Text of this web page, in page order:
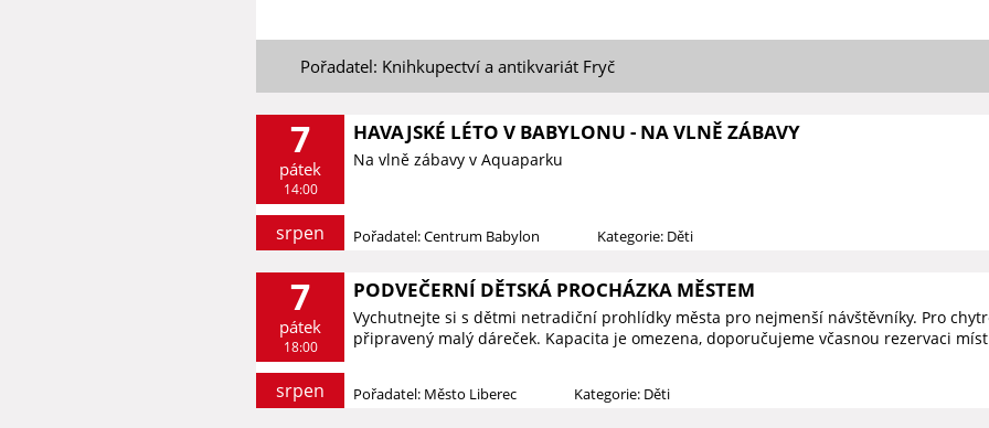
Pořadatel: Knihkupectví a antikvariát Fryč
7
pátek
14:00
srpen
HAVAJSKÉ LÉTO V BABYLONU - NA VLNĚ ZÁBAVY
Na vlně zábavy v Aquaparku
Pořadatel: Centrum Babylon Kategorie: Děti
7
pátek
18:00
srpen
PODVEČERNÍ DĚTSKÁ PROCHÁZKA MĚSTEM
Vychutnejte si s dětmi netradiční prohlídky města pro nejmenší návštěvníky. Pro
připravený malý dáreček. Kapacita je omezena, doporučujeme včasnou rezervaci
Pořadatel: Město Liberec Kategorie: Děti